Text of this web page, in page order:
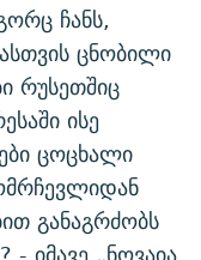
ჩანს,
ცნობილი
რუსეთშიც
ისე
ცოცხალი
განაგრძობს